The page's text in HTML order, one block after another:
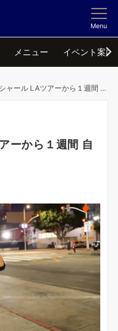
Menu
メニュー イベント案内
LAツアーから１週間 自分の中の変化と気付き
ーから１週間 自